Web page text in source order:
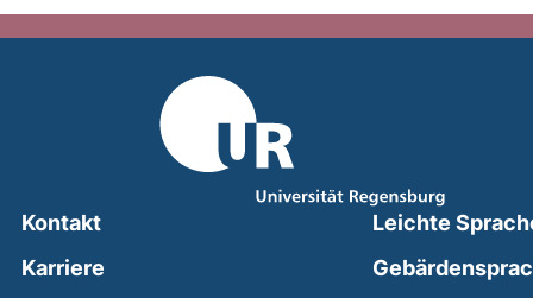
Kontakt
Karriere
Leichte